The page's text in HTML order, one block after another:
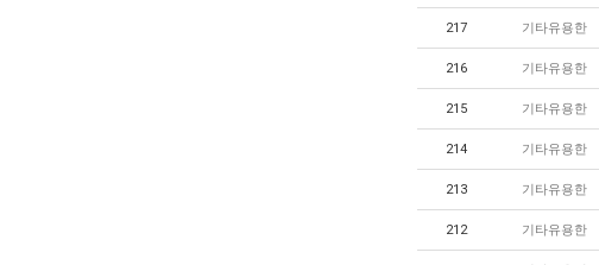
217 기타유용한
216 기타유용한
215 기타유용한
214 기타유용한
213 기타유용한
212 기타유용한